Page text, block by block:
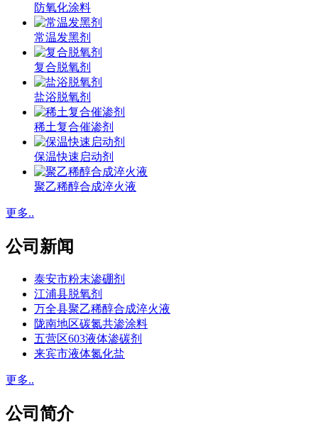
防氧化涂料
常温发黑剂
复合脱氧剂
盐浴脱氧剂
稀土复合催渗剂
保温快速启动剂
聚乙稀醇合成淬火液
更多..
公司新闻
泰安市粉末渗硼剂
江浦县脱氧剂
万全县聚乙稀醇合成淬火液
陇南地区碳氮共渗涂料
五营区603液体渗碳剂
来宾市液体氮化盐
更多..
公司简介